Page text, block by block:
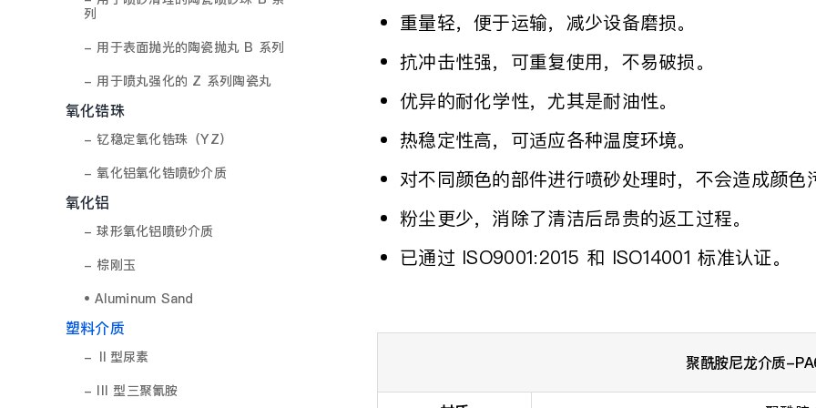
列
- 用于表面抛光的陶瓷抛丸 B 系列
- 用于喷丸强化的 Z 系列陶瓷丸
氧化锆珠
- 钇稳定氧化锆珠（YZ）
- 氧化铝氧化锆喷砂介质
氧化铝
- 球形氧化铝喷砂介质
- 棕刚玉
• Aluminum Sand
塑料介质
- Ⅱ型尿素
- III 型三聚氰胺
重量轻，便于运输，减少设备磨损。
抗冲击性强，可重复使用，不易破损。
优异的耐化学性，尤其是耐油性。
热稳定性高，可适应各种温度环境。
对不同颜色的部件进行喷砂处理时，不会造成颜色
粉尘更少，消除了清洁后昂贵的返工过程。
已通过 ISO9001:2015 和 ISO14001 标准认证。
聚酰胺尼龙介质-